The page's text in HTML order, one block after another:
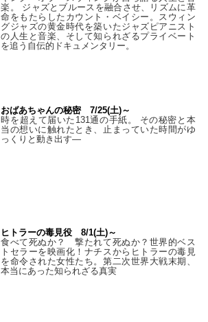
楽。 ジャズとブルースを融合させ、リズムに革
命をもたらしたカウント・ベイシー。スウィン
グジャズの黄金時代を築いたジャズピアニスト
の人生と音楽、そして知られざるプライベート
を追う自伝的ドキュメンタリー。
おばあちゃんの秘密 7/25(土)～
時を超えて届いた131通の手紙。 その秘密と本
当の想いに触れたとき、止まっていた時間がゆ
っくりと動き出す―
ヒトラーの毒見役 8/1(土)～
食べて死ぬか？ 撃たれて死ぬか？世界的ベス
トセラーを映画化！ナチスからヒトラーの毒見
を命令された女性たち。第二次世界大戦末期、
本当にあった知られざる真実